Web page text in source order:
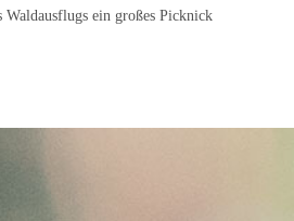
Waldausflugs ein großes Picknick